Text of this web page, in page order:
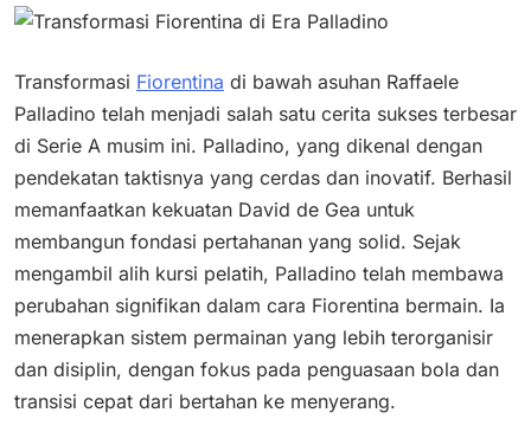
Transformasi Fiorentina di bawah asuhan Raffaele
Palladino telah menjadi salah satu cerita sukses terbesar
di Serie A musim ini. Palladino, yang dikenal dengan
pendekatan taktisnya yang cerdas dan inovatif. Berhasil
memanfaatkan kekuatan David de Gea untuk
membangun fondasi pertahanan yang solid. Sejak
mengambil alih kursi pelatih, Palladino telah membawa
perubahan signifikan dalam cara Fiorentina bermain. Ia
menerapkan sistem permainan yang lebih terorganisir
dan disiplin, dengan fokus pada penguasaan bola dan
transisi cepat dari bertahan ke menyerang.